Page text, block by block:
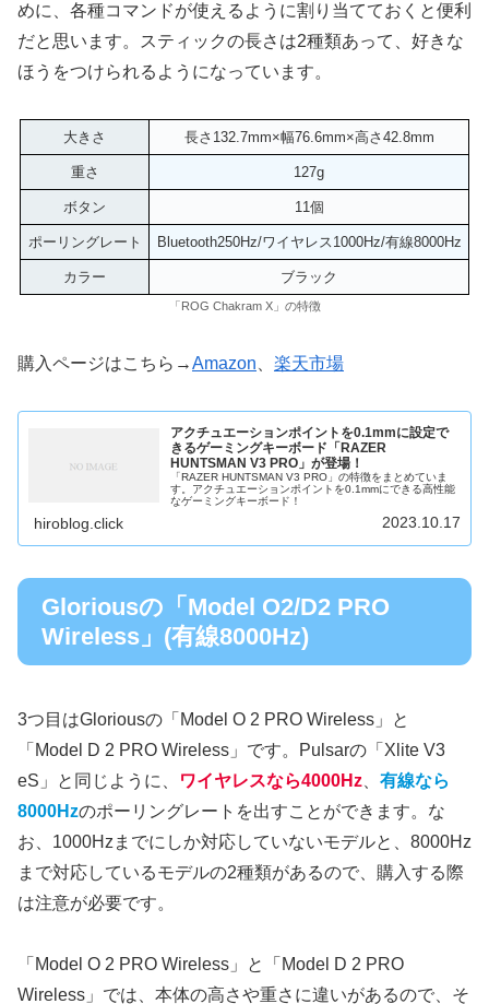
めに、各種コマンドが使えるように割り当てておくと便利
だと思います。スティックの長さは2種類あって、好きな
ほうをつけられるようになっています。
大きさ 長さ132.7mm×幅76.6mm×高さ42.8mm
重さ 127g
ボタン 11個
ポーリングレート Bluetooth250Hz/ワイヤレス1000Hz/有線8000Hz
カラー ブラック
「ROG Chakram X」の特徴
購入ページはこちら→Amazon 楽天市場
アクチュエーションポイントを0.1mmに設定で
きるゲーミングキーボード「RAZER
HUNTSMAN V3 PRO」が登場！
「RAZER HUNTSMAN V3 PRO」の特徴をまとめていま
す。アクチュエーションポイントを0.1mmにできる高性能
なゲーミングキーボード！
hiroblog.click 2023.10.17
Gloriousの「Model O2/D2 PRO
Wireless」(有線8000Hz)
3つ目はGloriousの「Model O 2 PRO Wireless」と
「Model D 2 PRO Wireless」です。Pulsarの「Xlite V3
eS」と同じように、
ワイヤレスなら4000Hz
有線なら
8000Hzのポーリングレートを出すことができます。な
お、1000Hzまでにしか対応していないモデルと、8000Hz
まで対応しているモデルの2種類があるので、購入する際
は注意が必要です。
「Model O 2 PRO Wireless」と「Model D 2 PRO
Wireless」では、本体の高さや重さに違いがあるので、そ